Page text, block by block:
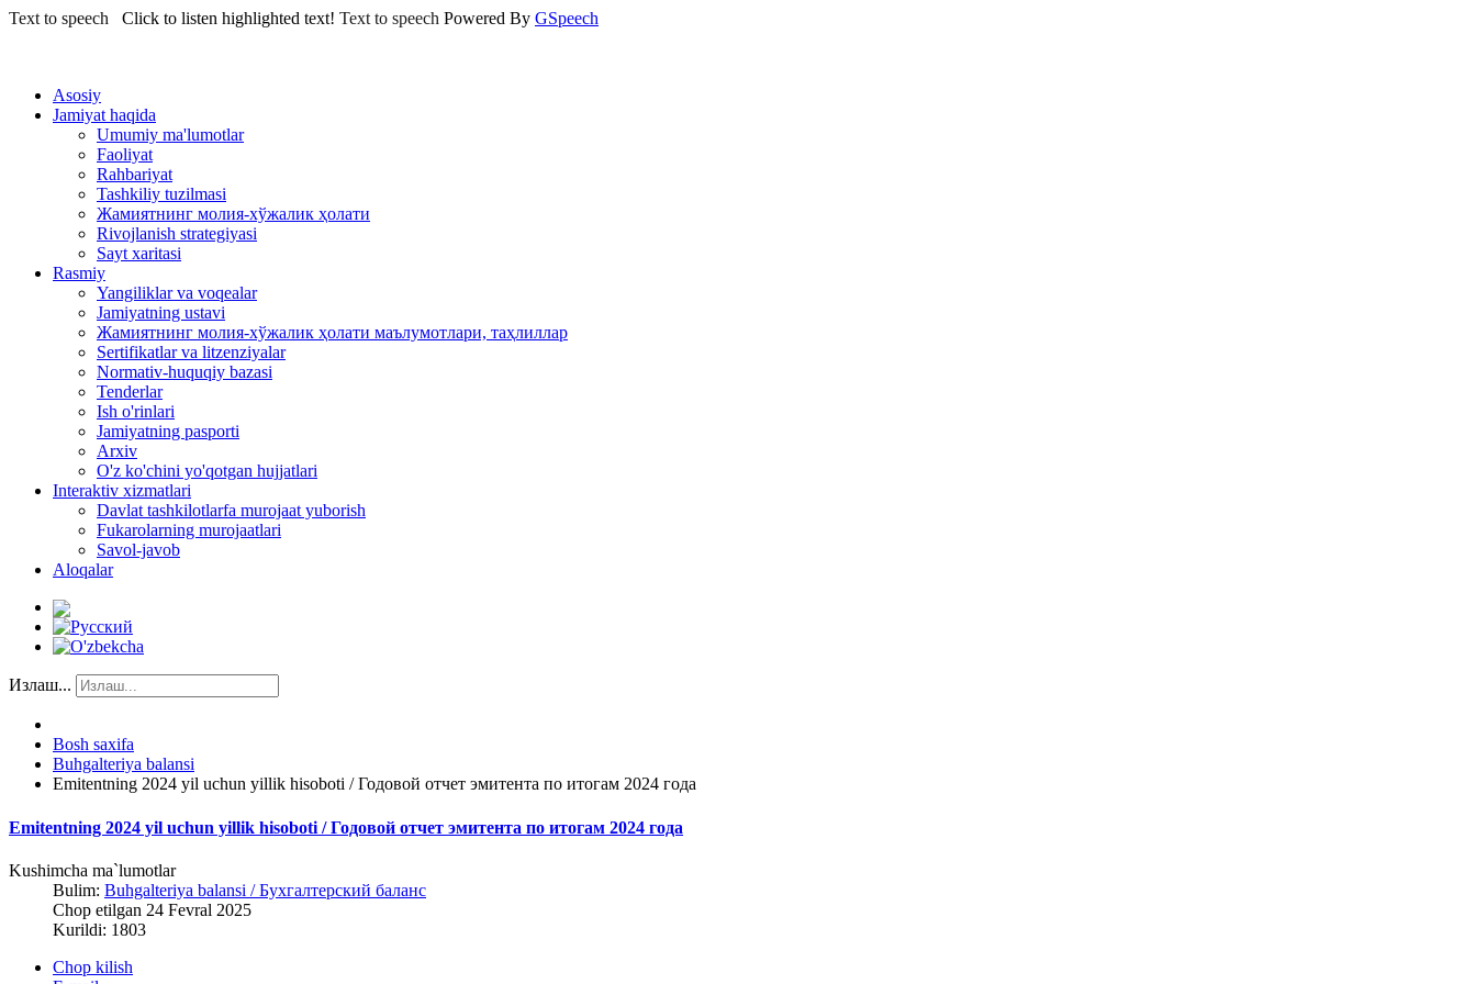
Text to speech Click to listen highlighted text! Text to speech Powered By GSpeech
Asosiy
Jamiyat haqida
Umumiy ma'lumotlar
Faoliyat
Rahbariyat
Tashkiliy tuzilmasi
Жамиятнинг молия-хўжалик ҳолати
Rivojlanish strategiyasi
Sayt xaritasi
Rasmiy
Yangiliklar va voqealar
Jamiyatning ustavi
Жамиятнинг молия-хўжалик ҳолати маълумотлари, таҳлиллар
Sertifikatlar va litzenziyalar
Normativ-huquqiy bazasi
Tenderlar
Ish o'rinlari
Jamiyatning pasporti
Arxiv
O'z ko'chini yo'qotgan hujjatlari
Interaktiv xizmatlari
Davlat tashkilotlarfa murojaat yuborish
Fukarolarning murojaatlari
Savol-javob
Aloqalar
Излаш...
Bosh saxifa
Buhgalteriya balansi
Emitentning 2024 yil uchun yillik hisoboti / Годовой отчет эмитента по итогам 2024 года
Emitentning 2024 yil uchun yillik hisoboti / Годовой отчет эмитента по итогам 2024 года
Kushimcha ma`lumotlar
Bulim: Buhgalteriya balansi / Бухгалтерский баланс
Chop etilgan 24 Fevral 2025
Kurildi: 1803
Chop kilish